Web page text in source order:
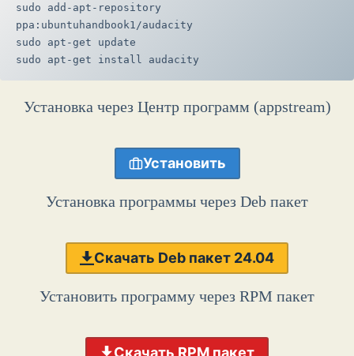
sudo add-apt-repository
ppa:ubuntuhandbook1/audacity
sudo apt-get update
sudo apt-get install audacity
Установка через Центр программ (appstream)
Установить
Установка программы через Deb пакет
Скачать Deb пакет 24.04
Установить программу через RPM пакет